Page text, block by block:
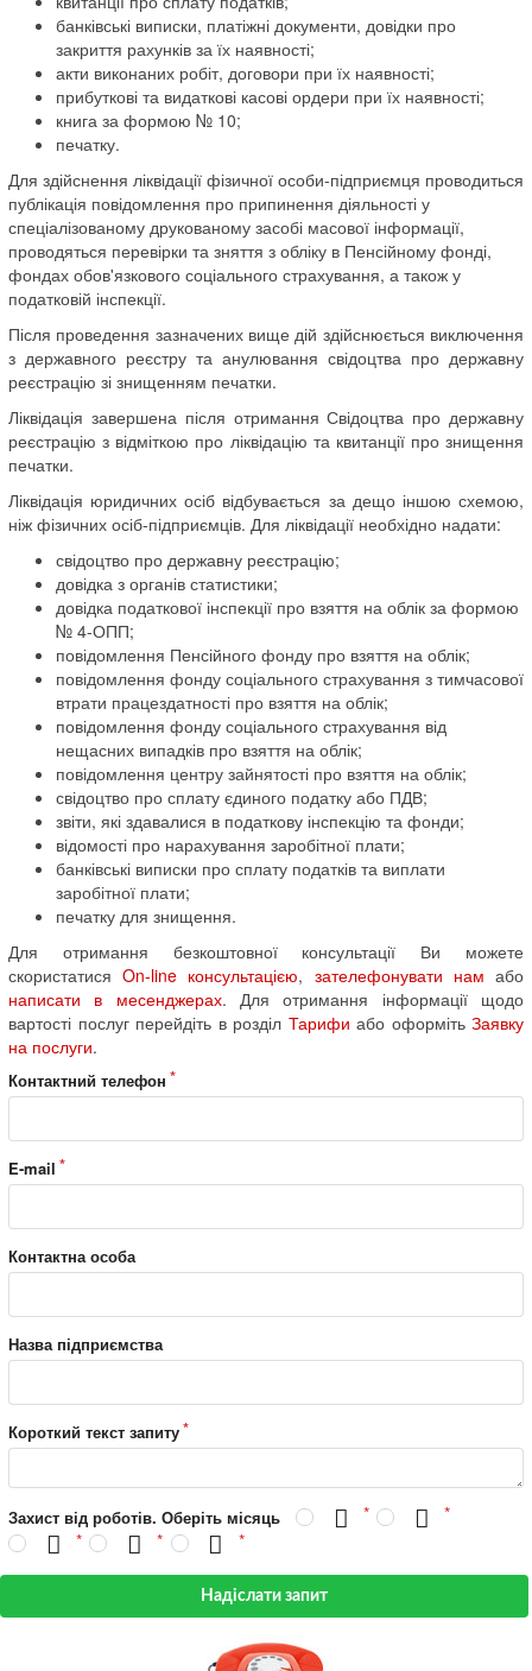
банківські виписки, платіжні документи, довідки про
закриття рахунків за їх наявності;
акти виконаних робіт, договори при їх наявності;
прибуткові та видаткові касові ордери при їх наявності;
книга за формою № 10;
печатку.
Для здійснення ліквідації фізичної особи-підприємця проводиться
публікація повідомлення про припинення діяльності у
спеціалізованому друкованому засобі масової інформації,
проводяться перевірки та зняття з обліку в Пенсійному фонді,
фондах обов'язкового соціального страхування, а також у
податковій інспекції.
Після проведення зазначених вище дій здійснюється виключення
з державного реєстру та анулювання свідоцтва про державну
реєстрацію зі знищенням печатки.
Ліквідація завершена після отримання Свідоцтва про державну
реєстрацію з відміткою про ліквідацію та квитанції про знищення
печатки.
Ліквідація юридичних осіб відбувається за дещо іншою схемою,
ніж фізичних осіб-підприємців. Для ліквідації необхідно надати:
свідоцтво про державну реєстрацію;
довідка з органів статистики;
довідка податкової інспекції про взяття на облік за формою
№ 4-ОПП;
повідомлення Пенсійного фонду про взяття на облік;
повідомлення фонду соціального страхування з тимчасової
втрати працездатності про взяття на облік;
повідомлення фонду соціального страхування від
нещасних випадків про взяття на облік;
повідомлення центру зайнятості про взяття на облік;
свідоцтво про сплату єдиного податку або ПДВ;
звіти, які здавалися в податкову інспекцію та фонди;
відомості про нарахування заробітної плати;
банківські виписки про сплату податків та виплати
заробітної плати;
печатку для знищення.
Для отримання безкоштовної консультації Ви можете
скористатисяOn-line консультацією, зателефонувати нам або
написати в месенджерах. Для отримання інформації щодо
вартості послуг перейдіть в розділ Тарифи або оформіть Заявку
на послуги.
Контактний телефон
E-mail
Контактна особа
Назва підприємства
Короткий текст запиту
Захист від роботів. Оберіть місяць
Надіслати запит